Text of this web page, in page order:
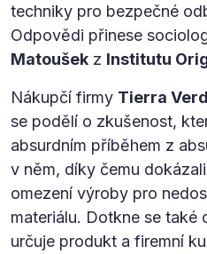
techniky pro bezpečné
Odpovědi přinese
Matoušek z Institutu
Nákupčí firmy Tierra
se podělí o zkušenost,
absurdním příběhem z
v něm, díky čemu
omezení výroby pro
materiálu. Dotkne se také
určuje produkt a firemní